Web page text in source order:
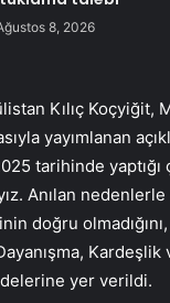
8, 2026
Kılıç Koçyiğit,
yayımlanan
tarihinde
Anılan
doğru
yer verildi.